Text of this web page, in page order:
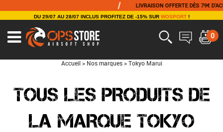
LIVRAISON OFFERTE DÈS 79€ D'ACHAT /
DU 29/07 AU 28/07 INCLUS PROFITEZ DE -15% SUR WOSPORT!
0
Accueil > Nos marques > Tokyo Marui
TOUS LES PRODUITS DE
LA MARQUE TOKYO